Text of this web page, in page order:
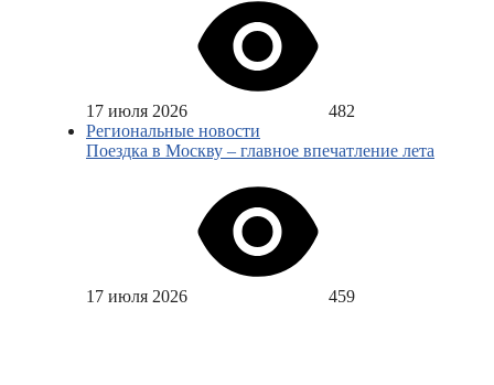
17 июля 2026
482
Региональные новости
Поездка в Москву – главное впечатление лета
17 июля 2026 459